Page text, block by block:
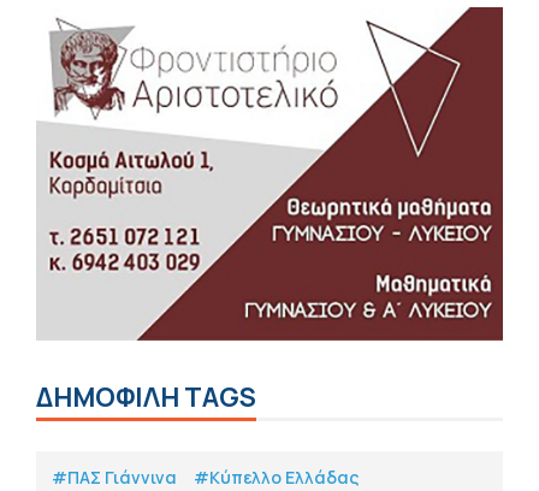
ΔΗΜΟΦΙΛΗ TAGS
#ΠΑΣ Γιάννινα
#Κύπελλο Ελλάδας